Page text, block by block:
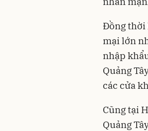
Đồng thời
mại lớn
nhập
Quảng
các cửa
Cũng tại
Quảng